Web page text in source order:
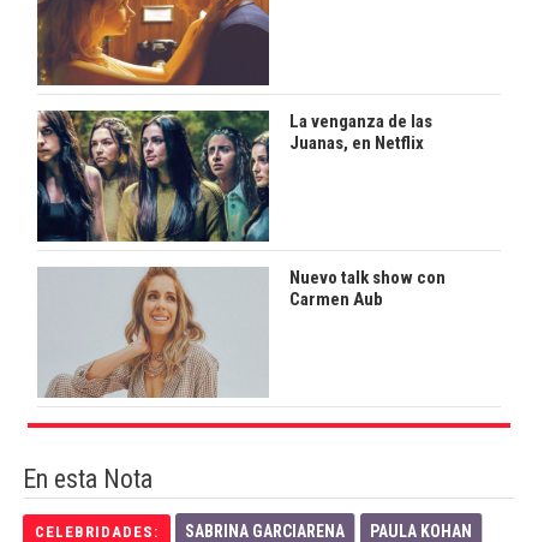
La venganza de las
Juanas, en Netflix
Nuevo talk show con
Carmen Aub
En esta Nota
CELEBRIDADES: SABRINA GARCIARENA PAULA KOHAN